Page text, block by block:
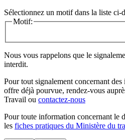
Sélectionnez un motif dans la liste ci-
Motif:
Nous vous rappelons que le
interdit.
Pour tout signalement concernant des
offre déjà pourvue, rendez-vous
Travail ou contactez-nous
Pour toute information concernant le
les fiches pratiques du Ministère du